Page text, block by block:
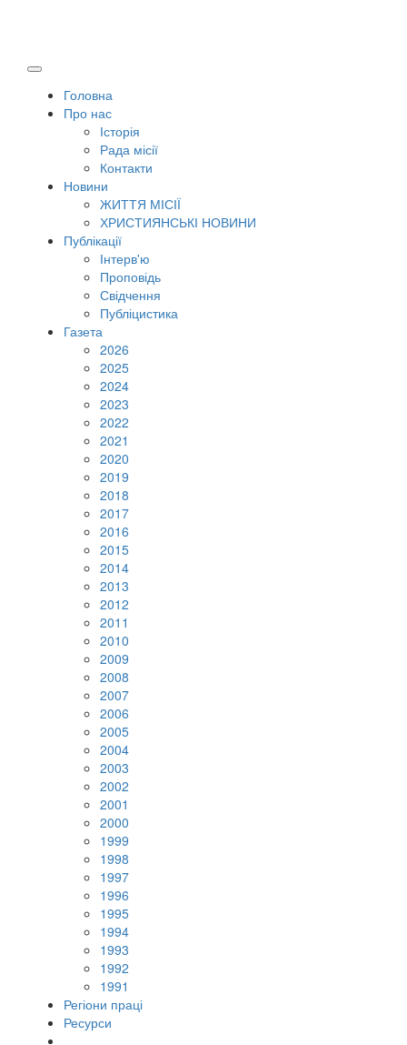
Головна
Про нас
Історія
Рада місії
Контакти
Новини
ЖИТТЯ МІСІЇ
ХРИСТИЯНСЬКІ НОВИНИ
Публікації
Інтерв'ю
Проповідь
Свідчення
Публіцистика
Газета
2026
2025
2024
2023
2022
2021
2020
2019
2018
2017
2016
2015
2014
2013
2012
2011
2010
2009
2008
2007
2006
2005
2004
2003
2002
2001
2000
1999
1998
1997
1996
1995
1994
1993
1992
1991
Регіони праці
Ресурси